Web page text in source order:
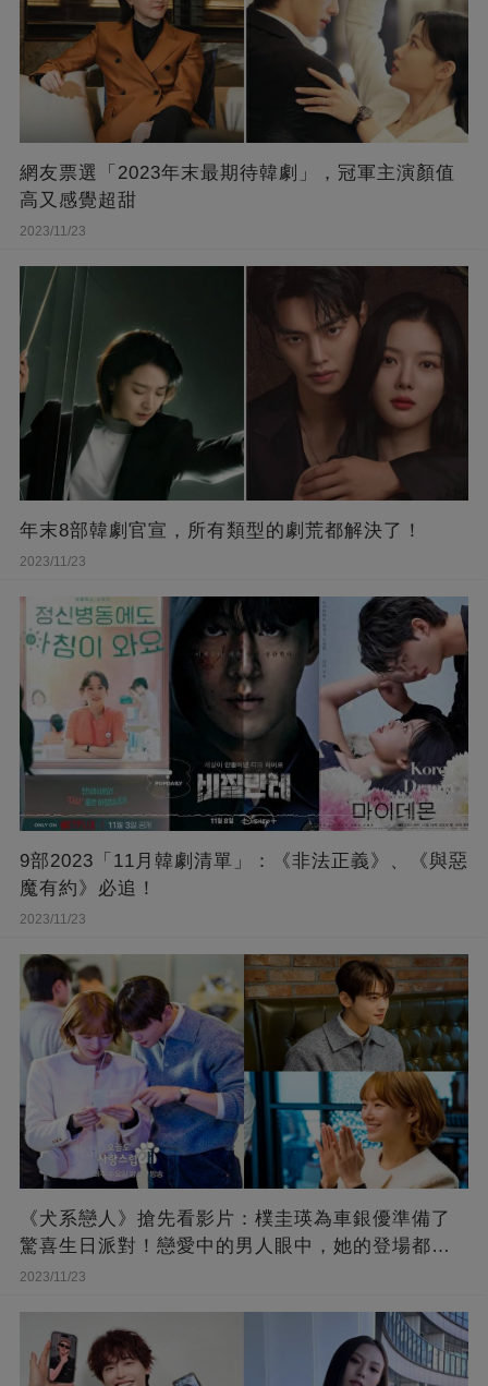
網友票選「2023年末最期待韓劇」，冠軍主演顏值
高又感覺超甜
2023/11/23
年末8部韓劇官宣，所有類型的劇荒都解決了！
2023/11/23
9部2023「11月韓劇清單」：《非法正義》、《與惡
魔有約》必追！
2023/11/23
《犬系戀人》搶先看影片：樸圭瑛為車銀優準備了
驚喜生日派對！戀愛中的男人眼中，她的登場都成
了唯美的慢動作
2023/11/23